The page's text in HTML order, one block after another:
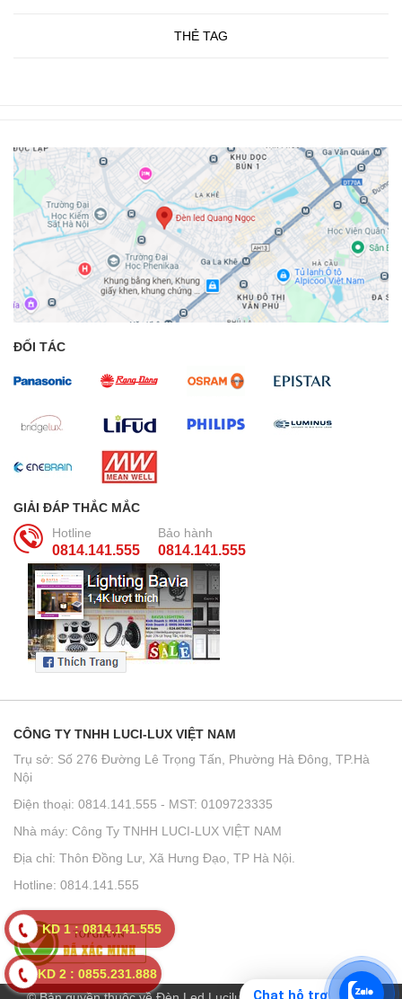
THẺ TAG
ĐỐI TÁC
GIẢI ĐÁP THẮC MẮC
Hotline
0814.141.555
Bảo hành
0814.141.555
CÔNG TY TNHH LUCI-LUX VIỆT NAM
Trụ sở: Số 276 Đường Lê Trọng Tấn, Phường Hà Đông, TP.Hà
Nội
Điện thoại: 0814.141.555 - MST: 0109723335
Nhà máy: Công Ty TNHH LUCI-LUX VIỆT NAM
Địa chỉ: Thôn Đồng Lư, Xã Hưng Đạo, TP Hà Nội.
Hotline: 0814.141.555
KD 2 : 0855.231.888
KD 1 : 0814.141.555
Chat hỗ trợ